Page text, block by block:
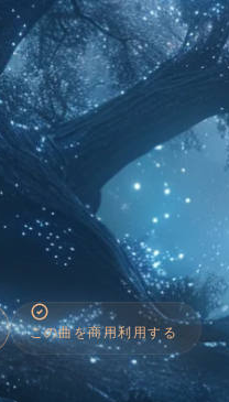
この曲を商用利用する